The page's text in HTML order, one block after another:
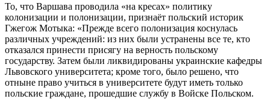
То, что Варшава проводила «на кресах» политику
колонизации и полонизации, признаёт польский историк
Гжегож Мотыка: «Прежде всего полонизация коснулась
различных учреждений: из них были устранены все те, кто
отказался принести присягу на верность польскому
государству. Затем были ликвидированы украинские кафедры
Львовского университета; кроме того, было решено, что
отныне право учиться в университете будут иметь только
польские граждане, прошедшие службу в Войске Польском.